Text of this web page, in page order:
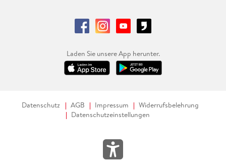
Laden Sie unsere App herunter.
Datenschutz AGB Impressum
Widerrufsbelehrung
Datenschutzeinstellungen